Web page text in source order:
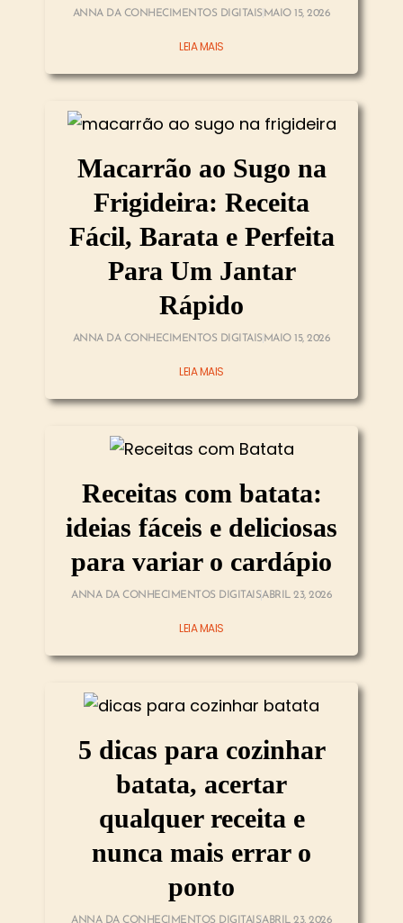
ANNA DA CONHECIMENTOS DIGITAIS MAIO 15, 2026
LEIA MAIS
Macarrão ao Sugo na
Frigideira: Receita
Fácil, Barata e Perfeita
Para Um Jantar
Rápido
ANNA DA CONHECIMENTOS DIGITAIS MAIO 15, 2026
LEIA MAIS
Receitas com batata:
ideias fáceis e deliciosas
para variar o cardápio
ANNA DA CONHECIMENTOS DIGITAISABRIL 23, 2026
LEIA MAIS
5 dicas para cozinhar
batata, acertar
qualquer receita e
nunca mais errar o
ponto
ANNA DA CONHECIMENTOS DIGITAISABRIL 23, 2026